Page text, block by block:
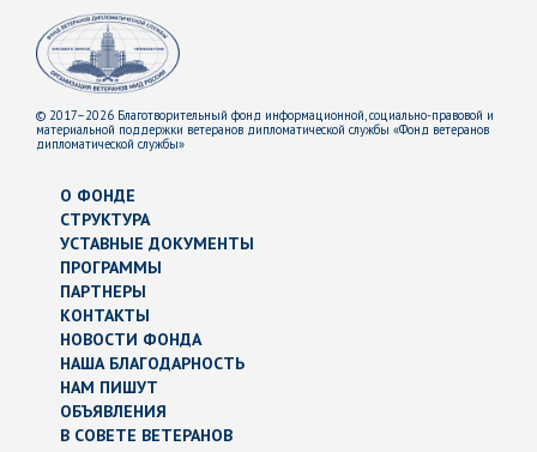
© 2017–2026 Благотворительный фонд информационной, социально-правовой и
материальной поддержки ветеранов дипломатической службы «Фонд ветеранов
дипломатической службы»
О ФОНДЕ
СТРУКТУРА
УСТАВНЫЕ ДОКУМЕНТЫ
ПРОГРАММЫ
ПАРТНЕРЫ
КОНТАКТЫ
НОВОСТИ ФОНДА
НАША БЛАГОДАРНОСТЬ
НАМ ПИШУТ
ОБЪЯВЛЕНИЯ
В СОВЕТЕ ВЕТЕРАНОВ